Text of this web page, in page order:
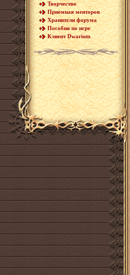
Творчество
Приемная менторов
Хранители форума
Пособия по игре
Клиент Dwarium